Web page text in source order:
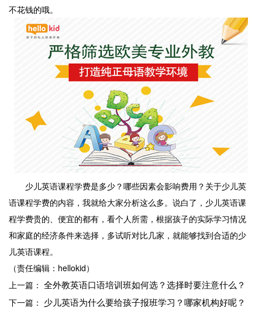
不花钱的哦。
少儿英语课程学费是多少？哪些因素会影响费用？关于少儿英
语课程学费的内容，我就给大家分析这么多。说白了，少儿英语课
程学费贵的、便宜的都有，看个人所需，根据孩子的实际学习情况
和家庭的经济条件来选择，多试听对比几家，就能够找到合适的少
儿英语课程。
（责任编辑：hellokid）
上一篇： 全外教英语口语培训班如何选？选择时要注意什么？
下一篇： 少儿英语为什么要给孩子报班学习？哪家机构好呢？